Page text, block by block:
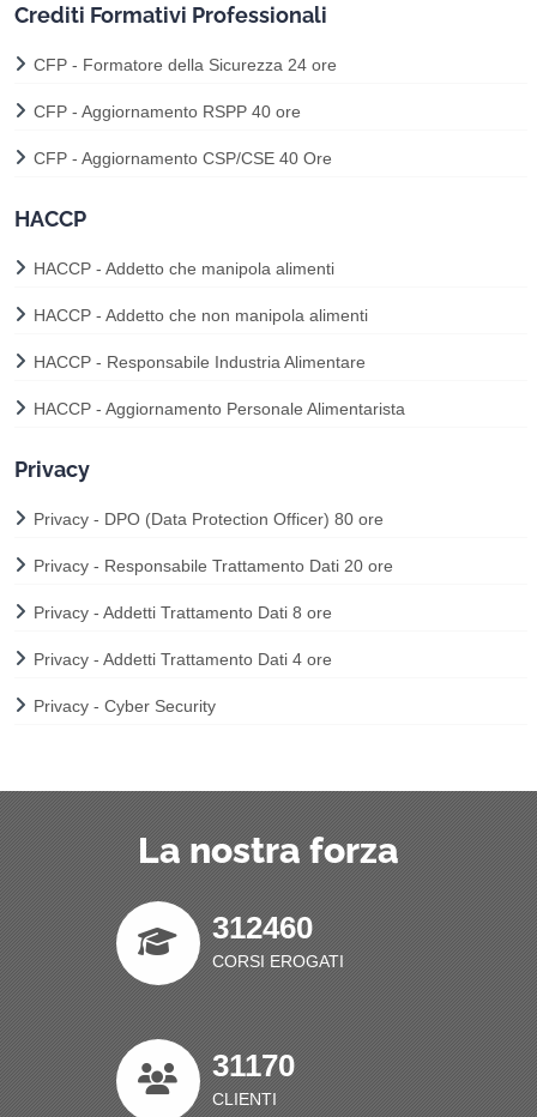
Crediti Formativi Professionali
CFP - Formatore della Sicurezza 24 ore
CFP - Aggiornamento RSPP 40 ore
CFP - Aggiornamento CSP/CSE 40 Ore
HACCP
HACCP - Addetto che manipola alimenti
HACCP - Addetto che non manipola alimenti
HACCP - Responsabile Industria Alimentare
HACCP - Aggiornamento Personale Alimentarista
Privacy
Privacy - DPO (Data Protection Officer) 80 ore
Privacy - Responsabile Trattamento Dati 20 ore
Privacy - Addetti Trattamento Dati 8 ore
Privacy - Addetti Trattamento Dati 4 ore
Privacy - Cyber Security
La nostra forza
312460
CORSI EROGATI
31170
CLIENTI